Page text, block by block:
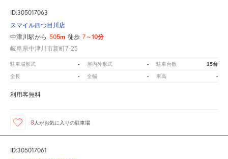
ID:305017063
スマイル四つ目川店
中津川駅から 505m 徒歩 7～10分
岐阜県中津川市新町7-25
駐車場形式 - 屋内外形式 - 駐車台数 25台
全長 - 全幅 - 車高 -
利用客無料
8人がお気に入りの駐車場
ID:305017061